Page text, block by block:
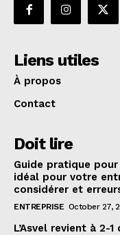
Liens utiles
À propos
Contact
Doit lire
Guide pratique
idéal pour votre
considérer et
ENTREPRISE October 27,
L’Asvel revient à 2-